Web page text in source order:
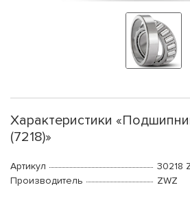
Характеристики
(7218)»
Артикул
30218
Производитель
ZWZ